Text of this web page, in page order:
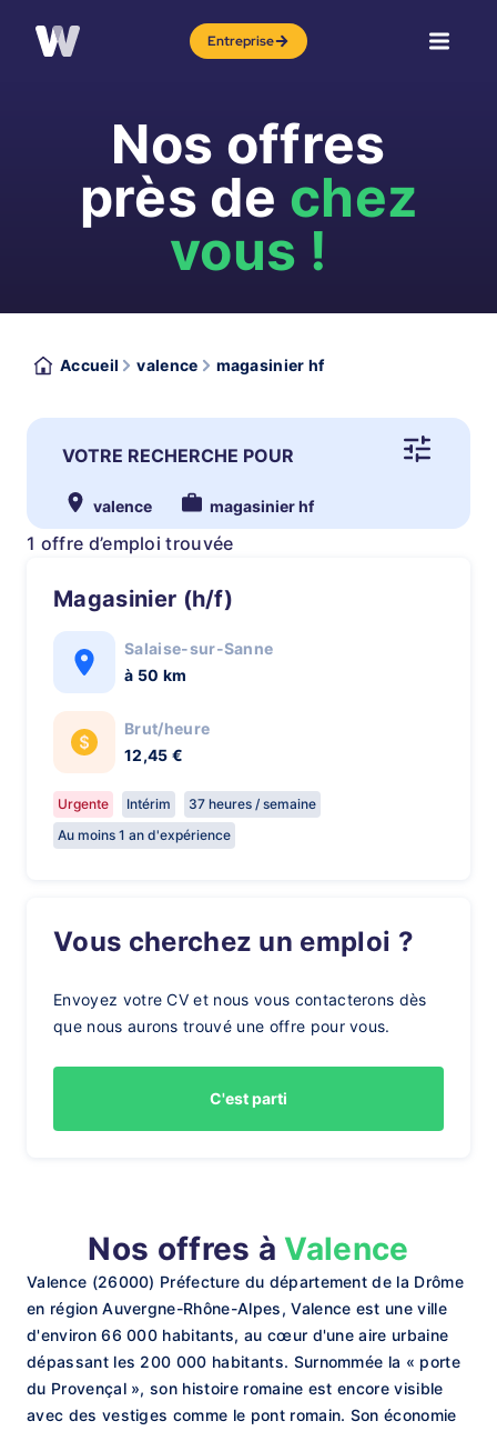
Entreprise
Nos offres
près de chez
vous !
Accueil valence magasinier hf
VOTRE RECHERCHE POUR
valence magasinier hf
1 offre d’emploi trouvée
Magasinier (h/f)
Salaise-sur-Sanne
à 50 km
Brut/heure
12,45 €
Urgente Intérim
37 heures / semaine
Au moins 1 an d'expérience
Vous cherchez un emploi ?
Envoyez votre CV et nous vous contacterons dès
que nous aurons trouvé une offre pour vous.
C'est parti
Nos offres à Valence
Valence (26000) Préfecture du département de la Drôme
en région Auvergne-Rhône-Alpes, Valence est une ville
d'environ 66 000 habitants, au cœur d'une aire urbaine
dépassant les 200 000 habitants. Surnommée la « porte
du Provençal », son histoire romaine est encore visible
avec des vestiges comme le pont romain. Son économie